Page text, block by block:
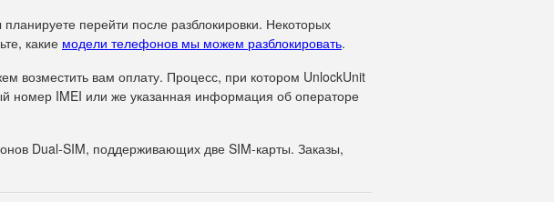
перейти после разблокировки. Некоторых
какие модели телефонов мы можем разблокировать.
возместить вам оплату. Процесс, при котором UnlockUnit
номер IMEI или же указанная информация об операторе
Dual-SIM, поддерживающих две SIM-карты. Заказы,